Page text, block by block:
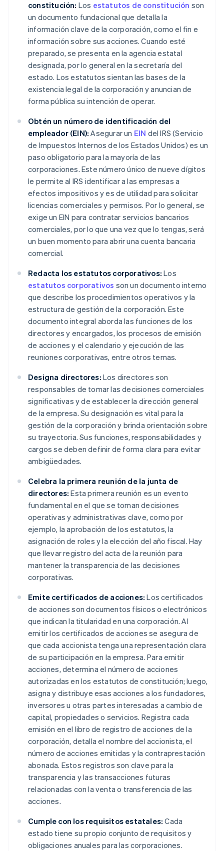
constitución: Los estatutos de constitución son
un documento fundacional que detalla la
información clave de la corporación, como el fin e
información sobre sus acciones. Cuando esté
preparado, se presenta en la agencia estatal
designada, por lo general en la secretaría del
estado. Los estatutos sientan las bases de la
existencia legal de la corporación y anuncian de
forma pública su intención de operar.
Obtén un número de identificación del
empleador (EIN): Asegurar un EIN del IRS (Servicio
de Impuestos Internos de los Estados Unidos) es un
paso obligatorio para la mayoría de las
corporaciones. Este número único de nueve dígitos
le permite al IRS identificar a las empresas a
efectos impositivos y es de utilidad para solicitar
licencias comerciales y permisos. Por lo general, se
exige un EIN para contratar servicios bancarios
comerciales, por lo que una vez que lo tengas, será
un buen momento para abrir una cuenta bancaria
comercial.
Redacta los estatutos corporativos: Los
estatutos corporativos son un documento interno
que describe los procedimientos operativos y la
estructura de gestión de la corporación. Este
documento integral aborda las funciones de los
directores y encargados, los procesos de emisión
de acciones y el calendario y ejecución de las
reuniones corporativas, entre otros temas.
Designa directores: Los directores son
responsables de tomar las decisiones comerciales
significativas y de establecer la dirección general
de la empresa. Su designación es vital para la
gestión de la corporación y brinda orientación sobre
su trayectoria. Sus funciones, responsabilidades y
cargos se deben definir de forma clara para evitar
ambigüedades.
Celebra la primera reunión de la junta de
directores: Esta primera reunión es un evento
fundamental en el que se toman decisiones
operativas y administrativas clave, como por
ejemplo, la aprobación de los estatutos, la
asignación de roles y la elección del año fiscal. Hay
que llevar registro del acta de la reunión para
mantener la transparencia de las decisiones
corporativas.
Emite certificados de acciones: Los certificados
de acciones son documentos físicos o electrónicos
que indican la titularidad en una corporación. Al
emitir los certificados de acciones se asegura de
que cada accionista tenga una representación clara
de su participación en la empresa. Para emitir
acciones, determina el número de acciones
autorizadas en los estatutos de constitución; luego,
asigna y distribuye esas acciones a los fundadores,
inversores u otras partes interesadas a cambio de
capital, propiedades o servicios. Registra cada
emisión en el libro de registro de acciones de la
corporación, detalla el nombre del accionista, el
número de acciones emitidas y la contraprestación
abonada. Estos registros son clave para la
transparencia y las transacciones futuras
relacionadas con la venta o transferencia de las
acciones.
Cumple con los requisitos estatales: Cada
estado tiene su propio conjunto de requisitos y
obligaciones anuales para las corporaciones.